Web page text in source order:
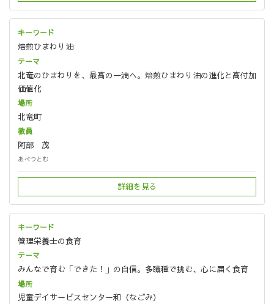
焙煎ひまわり油
北竜のひまわりを、最高の一滴へ。焙煎ひまわり油の進化と高付加
価値化
北竜町
阿部 茂
あべつとむ
詳細を見る
管理栄養士の食育
みんなで育む「できた！」の自信。多職種で挑む、心に届く食育
児童デイサービスセンター和（なごみ）